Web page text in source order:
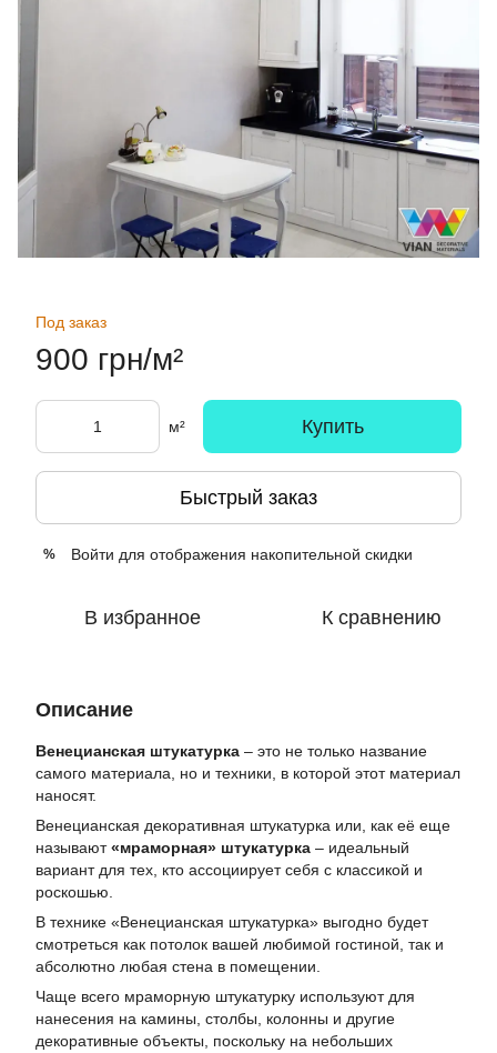
Под заказ
900 грн/м²
м² Купить
Быстрый заказ
% Войти для отображения накопительной скидки
В избранное К сравнению
Описание
Венецианская штукатурка – это не только название
самого материала, но и техники, в которой этот материал
наносят.
Венецианская декоративная штукатурка или, как её еще
называют«мраморная» штукатурка – идеальный
вариант для тех, кто ассоциирует себя с классикой и
роскошью.
В технике «Венецианская штукатурка» выгодно будет
смотреться как потолок вашей любимой гостиной, так и
абсолютно любая стена в помещении.
Чаще всего мраморную штукатурку используют для
нанесения на камины, столбы, колонны и другие
декоративные объекты, поскольку на небольших